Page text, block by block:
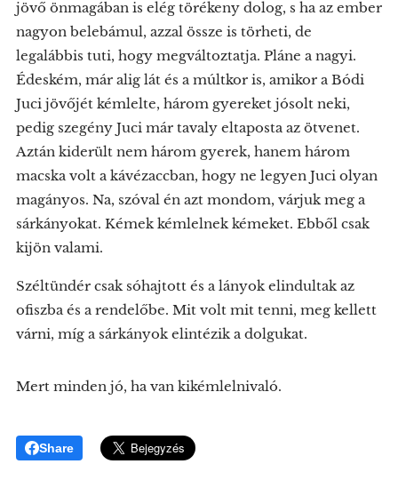
jövő önmagában is elég törékeny dolog, s ha az ember
nagyon belebámul, azzal össze is törheti, de
legalábbis tuti, hogy megváltoztatja. Pláne a nagyi.
Édeském, már alig lát és a múltkor is, amikor a Bódi
Juci jövőjét kémlelte, három gyereket jósolt neki,
pedig szegény Juci már tavaly eltaposta az ötvenet.
Aztán kiderült nem három gyerek, hanem három
macska volt a kávézaccban, hogy ne legyen Juci olyan
magányos. Na, szóval én azt mondom, várjuk meg a
sárkányokat. Kémek kémlelnek kémeket. Ebből csak
kijön valami.
Széltündér csak sóhajtott és a lányok elindultak az
ofiszba és a rendelőbe. Mit volt mit tenni, meg kellett
várni, míg a sárkányok elintézik a dolgukat.
Mert minden jó, ha van kikémlelnivaló.
Share